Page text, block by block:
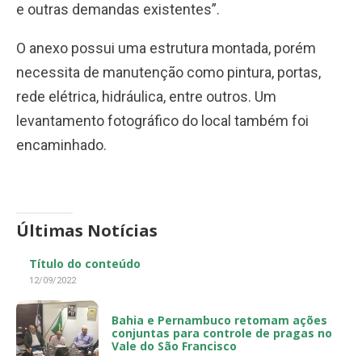
e outras demandas existentes”.
O anexo possui uma estrutura montada, porém
necessita de manutenção como pintura, portas,
rede elétrica, hidráulica, entre outros. Um
levantamento fotográfico do local também foi
encaminhado.
Últimas Notícias
Título do conteúdo
12/09/2022
Bahia e Pernambuco retomam ações
conjuntas para controle de pragas no
Vale do São Francisco